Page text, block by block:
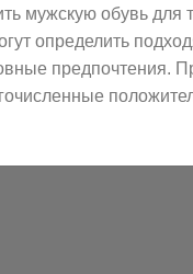
мужскую обувь для
определить
предпочтения.